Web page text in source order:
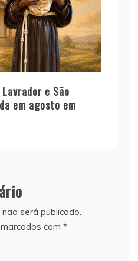
e São
em agosto em
será publicado.
com *